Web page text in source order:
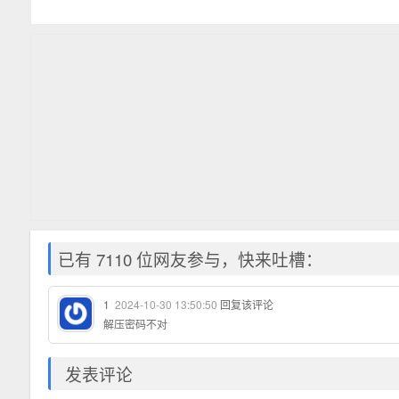
已有 7110 位网友参与，快来吐槽：
1 2024-10-30 13:50:50 回复该评论
解压密码不对
发表评论